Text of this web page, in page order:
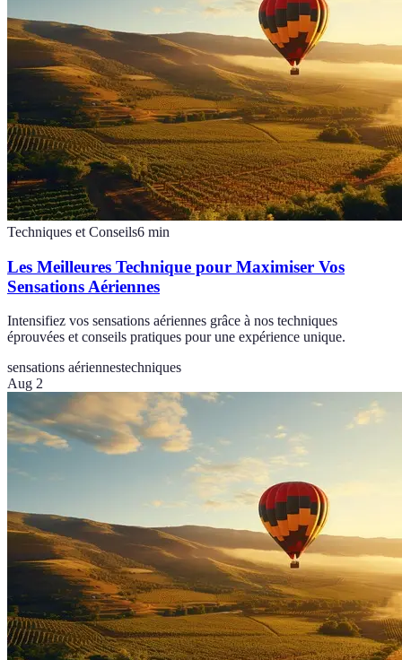
Techniques et Conseils6 min
Les Meilleures Technique pour Maximiser Vos
Sensations Aériennes
Intensifiez vos sensations aériennes grâce à nos techniques
éprouvées et conseils pratiques pour une expérience unique.
sensations aériennestechniques
Aug 2